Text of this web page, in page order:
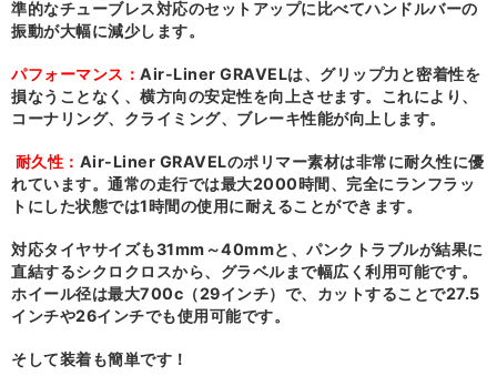
準的なチューブレス対応のセットアップに比べてハンドルバーの
振動が大幅に減少します。
パフォーマンス： Air-Liner GRAVELは、グリップ力と密着性を
損なうことなく、横方向の安定性を向上させます。これにより、
コーナリング、クライミング、ブレーキ性能が向上します。
耐久性： Air-Liner GRAVELのポリマー素材は非常に耐久性に優
れています。通常の走行では最大2000時間、完全にランフラッ
トにした状態では1時間の使用に耐えることができます。
対応タイヤサイズも31mm～40mmと、パンクトラブルが結果に
直結するシクロクロスから、グラベルまで幅広く利用可能です。
ホイール径は最大700c（29インチ）で、カットすることで27.5
インチや26インチでも使用可能です。
そして装着も簡単です！